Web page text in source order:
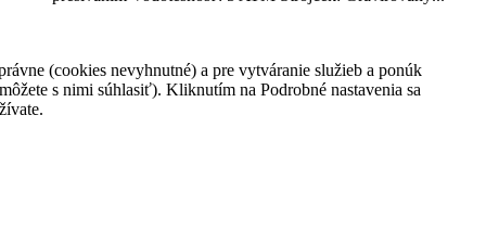
1 825,00 €
Vložiť do košíka
(cookies nevyhnutné) a pre vytváranie služieb a ponúk
s nimi súhlasiť). Kliknutím na Podrobné nastavenia sa